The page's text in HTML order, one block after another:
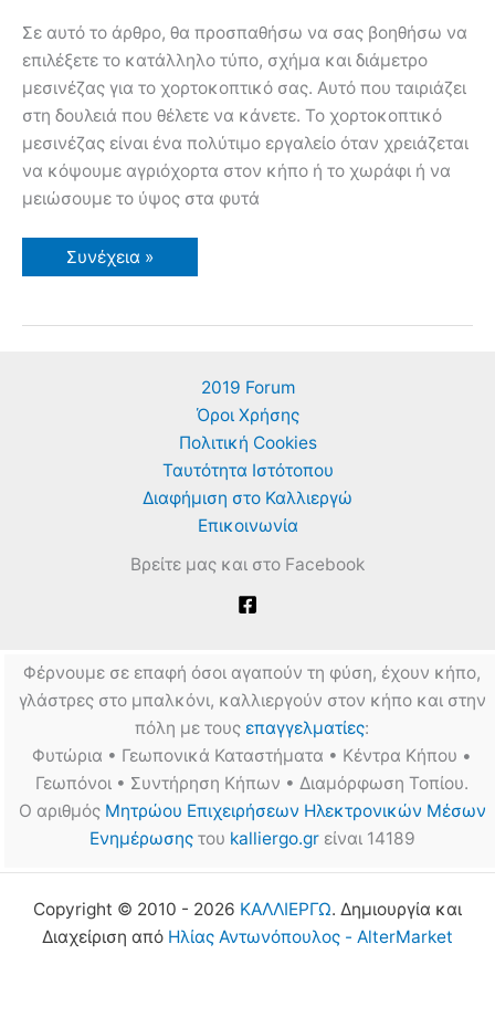
Σε αυτό το άρθρο, θα προσπαθήσω να σας βοηθήσω να
επιλέξετε το κατάλληλο τύπο, σχήμα και διάμετρο
μεσινέζας για το χορτοκοπτικό σας. Αυτό που ταιριάζει
στη δουλειά που θέλετε να κάνετε. Το χορτοκοπτικό
μεσινέζας είναι ένα πολύτιμο εργαλείο όταν χρειάζεται
να κόψουμε αγριόχορτα στον κήπο ή το χωράφι ή να
μειώσουμε το ύψος στα φυτά
Μεσινέζα
για
και
Συνέχεια »
2019 Forum
Όροι Χρήσης
Πολιτική Cookies
Ταυτότητα Ιστότοπου
Διαφήμιση στο Καλλιεργώ
Επικοινωνία
Βρείτε μας και στο Facebook
Φέρνουμε σε επαφή όσοι αγαπούν τη φύση, έχουν κήπο,
γλάστρες στο μπαλκόνι, καλλιεργούν στον κήπο και στην
πόλη με τους επαγγελματίες:
Φυτώρια • Γεωπονικά Καταστήματα • Κέντρα Κήπου •
Γεωπόνοι • Συντήρηση Κήπων • Διαμόρφωση Τοπίου.
Ο αριθμός Μητρώου Επιχειρήσεων Ηλεκτρονικών Μέσων
Ενημέρωσηςτου kalliergo.grείναι 14189
Copyright © 2010 - 2026 ΚΑΛΛΙΕΡΓΩ. Δημιουργία και
Διαχείριση από Ηλίας Αντωνόπουλος - AlterMarket